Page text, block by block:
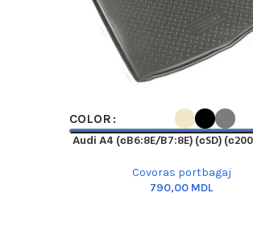
SELECT OPTIONS
COLOR
Audi A4 (сB6:8E/B7:8E) (сSD)
Covoras portbagaj
MDL